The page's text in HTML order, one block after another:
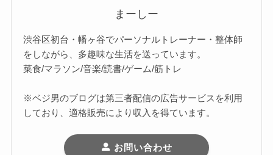
まーしー
渋谷区初台・幡ヶ谷でパーソナルトレーナー・整体師
をしながら、多趣味な生活を送っています。
菜食/マラソン/音楽/読書/ゲーム/筋トレ
※ベジ男のブログは第三者配信の広告サービスを利用
しており、適格販売により収入を得ています。
お問い合わせ